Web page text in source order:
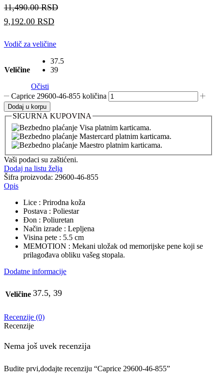
11,490.00RSD
9,192.00 RSD
Vodič za veličine
Veličine
37.5
39
Očisti
Caprice 29600-46-855 količina
Dodaj u korpu
SIGURNA KUPOVINA
Vaši podaci su zaštićeni.
Dodaj na listu želja
Šifra proizvoda: 29600-46-855
Opis
Lice : Prirodna koža
Postava : Poliestar
Đon : Poliuretan
Način izrade : Lepljena
Visina pete : 5.5 cm
MEMOTION : Mekani uložak od memorijske pene koji se
prilagođava obliku vašeg stopala.
Dodatne informacije
Veličine 37.5, 39
Recenzije (0)
Recenzije
Nema još uvek recenzija
Budite prvi,dodajte recenziju “Caprice 29600-46-855”